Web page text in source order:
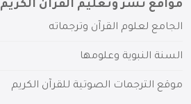
مواقع نشر وتعليم القرآن الكريم
الجامع لعلوم القرآن وترجماته
السنة النبوية وعلومها
موقع الترجمات الصوتية للقرآن الكريم